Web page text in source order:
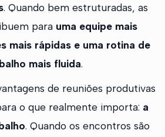
. Quando bem estruturadas, as
para uma equipe mais
mais rápidas e uma rotina de
mais fluida.
de reuniões produtivas
o que realmente importa: a
. Quando os encontros são